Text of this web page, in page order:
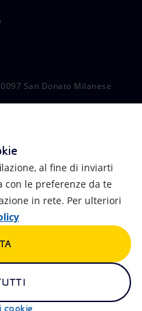
San Donato Milanese
Calendario
Intelligenza artificiale
Truffe e Phishing
Alluvioni
al fine di inviarti
le preferenze da te
in rete. Per ulteriori
cookie